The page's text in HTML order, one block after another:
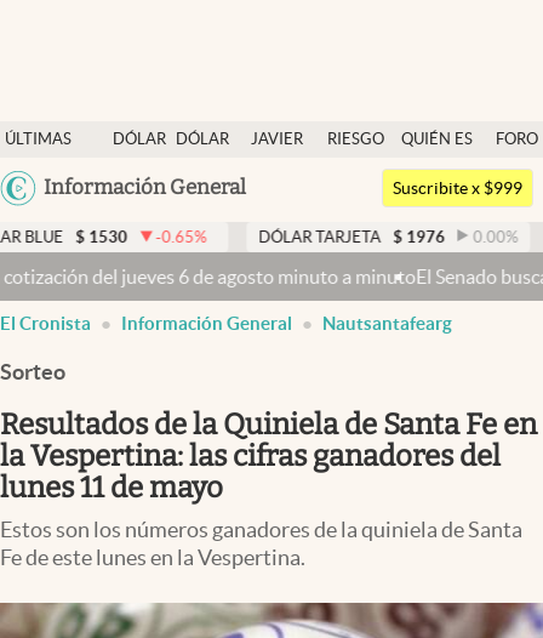
ÚLTIMAS
NOTICIAS
DÓLAR
DÓLAR
JAVIER
RIESGO
QUIÉN ES
QUIÉN
FORO
Argentina
México
Colombia
Información General
Dólar
Members
Economía y Política
Finanzas y Mercados
Mercados Online
Negocios
Columnistas
Otras secciones
Infotechnology
Clase
Suscribite x $999
1530 -0.65% DÓLAR TARJETA $ 1976 0.00% DÓLAR
de agosto minuto a minutoEl Senado busca aprobar la Ley de
El Cronista Información General Nautsantafearg
Sorteo
Resultados de la Quiniela de Santa Fe en
la Vespertina: las cifras ganadores del
lunes 11 de mayo
Estos son los números ganadores de la quiniela de Santa
Fe de este lunes en la Vespertina.